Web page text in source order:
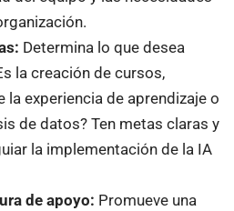
Determina lo que desea
la creación de cursos,
la experiencia de aprendizaje o
de datos? Ten metas claras y
la implementación de la IA
de apoyo: Promueve una